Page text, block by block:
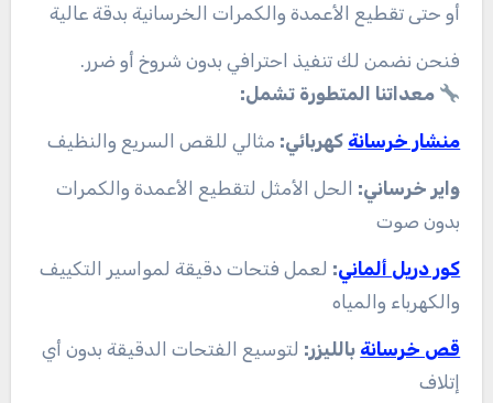
أو حتى تقطيع الأعمدة والكمرات الخرسانية بدقة عالية
فنحن نضمن لك تنفيذ احترافي بدون شروخ أو ضرر.
معداتنا المتطورة تشمل:
منشار خرسانة كهربائي: مثالي للقص السريع والنظيف
واير خرساني: الحل الأمثل لتقطيع الأعمدة والكمرات
بدون صوت
كور دريل ألماني: لعمل فتحات دقيقة لمواسير التكييف
والكهرباء والمياه
قص خرسانة بالليزر: لتوسيع الفتحات الدقيقة بدون أي
إتلاف